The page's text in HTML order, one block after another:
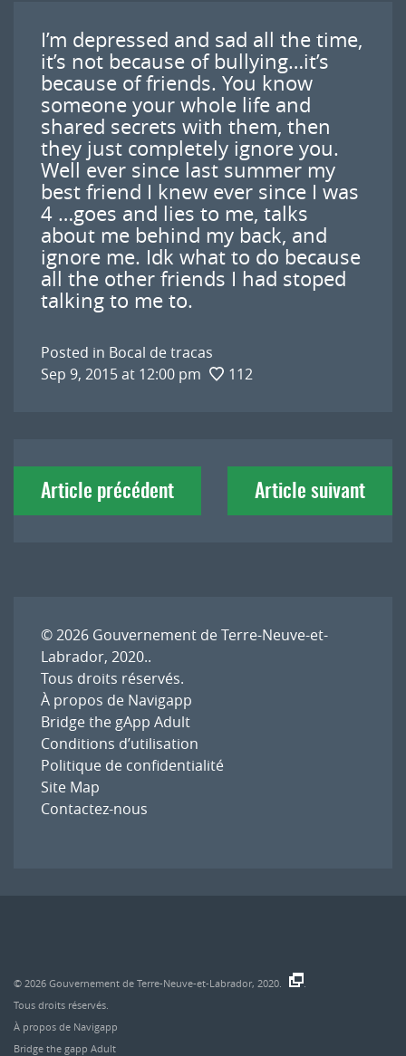
I’m depressed and sad all the time,
it’s not because of bullying…it’s
because of friends. You know
someone your whole life and
shared secrets with them, then
they just completely ignore you.
Well ever since last summer my
best friend I knew ever since I was
4 …goes and lies to me, talks
about me behind my back, and
ignore me. Idk what to do because
all the other friends I had stoped
talking to me to.
Posted in Bocal de tracas
Sep 9, 2015 at 12:00 pm
112
Navigation
deArticle précédent Article suivant
© 2026 Gouvernement de Terre-Neuve-et-
Labrador, 2020..
Tous droits réservés.
À propos de Navigapp
Bridge the gApp Adult
Conditions d’utilisation
Politique de confidentialité
Site Map
Contactez-nous
© 2026 Gouvernement de Terre-Neuve-et-Labrador, 2020.
Tous droits réservés.
À propos de Navigapp
Bridge the gapp Adult